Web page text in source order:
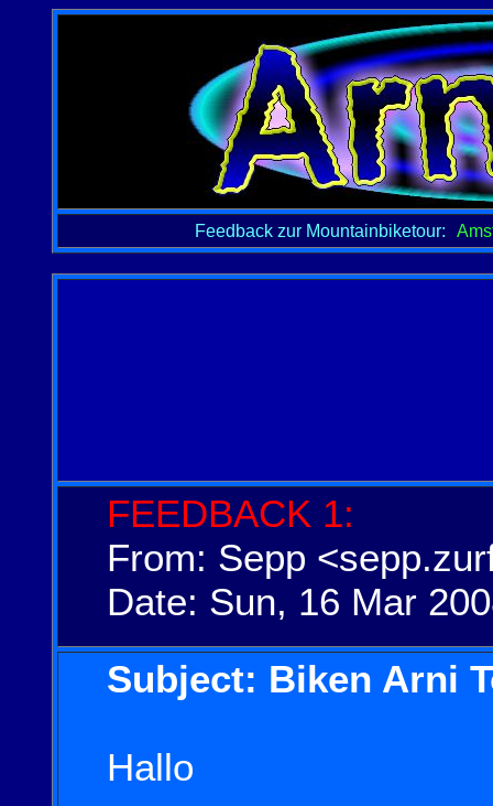
Feedback zur Mountainbiketour:
FEEDBACK 1:
From: Sepp
Date: Sun, 16 Mar
Subject: Biken Arni
Hallo